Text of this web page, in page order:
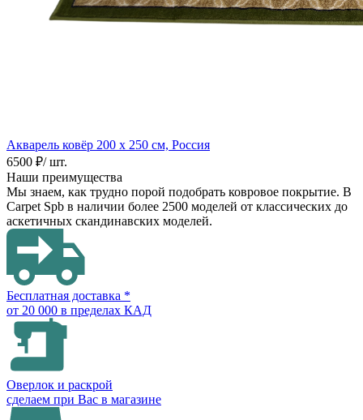
Акварель ковёр 200 х 250 см, Россия
6500 ₽/ шт.
Наши преимущества
Мы знаем, как трудно порой подобрать ковровое покрытие. В
Carpet Spb в наличии более 2500 моделей от классических до
аскетичных скандинавских моделей.
Бесплатная доставка *
от 20 000 в пределах КАД
Оверлок и раскрой
сделаем при Вас в магазине